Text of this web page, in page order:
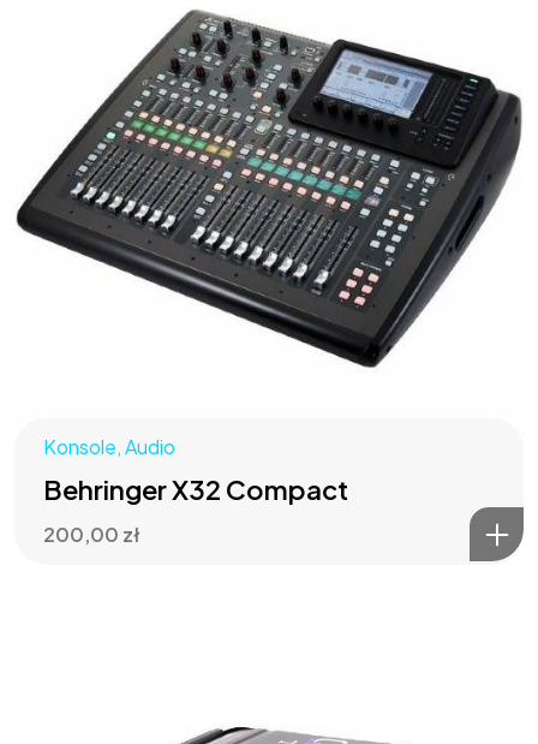
Konsole,Audio
Behringer X32 Compact
200,00 zł
West Art
Media